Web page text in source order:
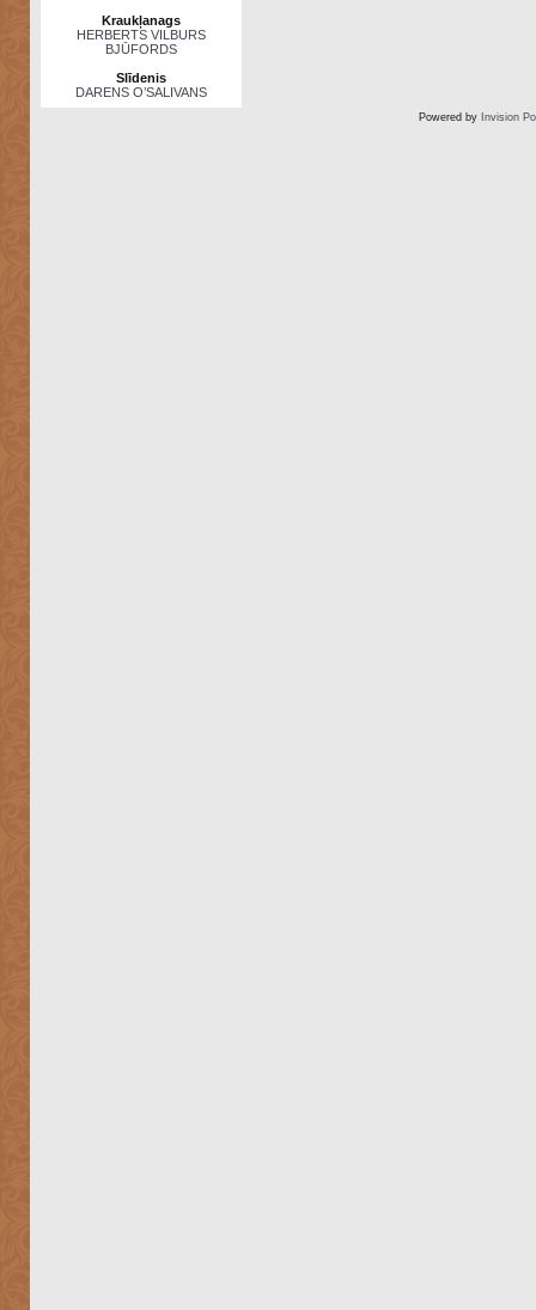
Kraukļanags
HERBERTS VILBURS
BJŪFORDS
Slīdenis
DARENS O’SALIVANS
Powered by Invision